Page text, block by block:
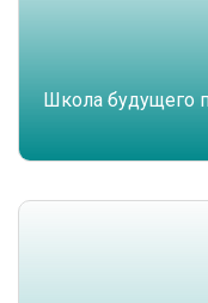
Школа будущего